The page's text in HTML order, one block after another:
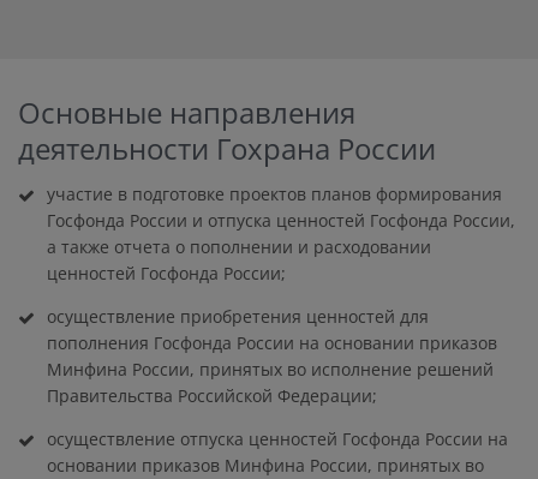
Основные направления
деятельности Гохрана России
участие в подготовке проектов планов формирования
Госфонда России и отпуска ценностей Госфонда России,
а также отчета о пополнении и расходовании
ценностей Госфонда России;
осуществление приобретения ценностей для
пополнения Госфонда России на основании приказов
Минфина России, принятых во исполнение решений
Правительства Российской Федерации;
осуществление отпуска ценностей Госфонда России на
основании приказов Минфина России, принятых во